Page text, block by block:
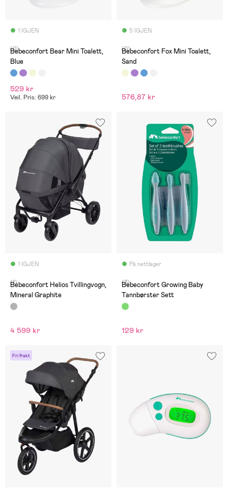
1 IGJEN
(0)
Bebeconfort Bear Mini Toalett,
Blue
529 kr
Veil. Pris: 699 kr
5 IGJEN
(0)
Bebeconfort Fox Mini Toalett,
Sand
576,87 kr
1 IGJEN
(1)
Bebeconfort Helios Tvillingvogn,
Mineral Graphite
4 599 kr
På nettlager
(3)
Bebeconfort Growing Baby
Tannbørster Sett
129 kr
Fri frakt